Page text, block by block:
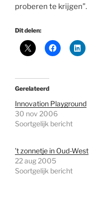
proberen te krijgen”.
Dit delen:
Gerelateerd
Innovation Playground
30 nov 2006
Soortgelijk bericht
’t zonnetje in Oud-West
22 aug 2005
Soortgelijk bericht